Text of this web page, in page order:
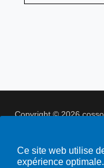
Ce site web utilise
expérience optimale.
Copyright © 2026
Plan du site